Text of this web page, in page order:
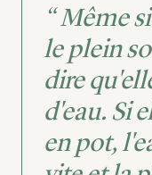
“ Même
le plein
dire
d'eau. Si
en pot,